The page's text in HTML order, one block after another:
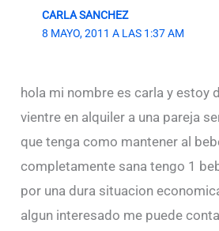
CARLA SANCHEZ
8 MAYO, 2011 A LAS 1:37 AM
hola mi nombre es carla y estoy
vientre en alquiler a una pareja
que tenga como mantener al
completamente sana tengo 1
por una dura situacion
algun interesado me puede